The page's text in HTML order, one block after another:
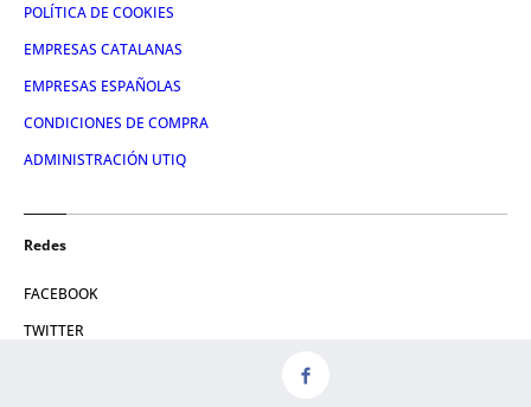
POLÍTICA DE COOKIES
EMPRESAS CATALANAS
EMPRESAS ESPAÑOLAS
CONDICIONES DE COMPRA
ADMINISTRACIÓN UTIQ
Redes
FACEBOOK
TWITTER